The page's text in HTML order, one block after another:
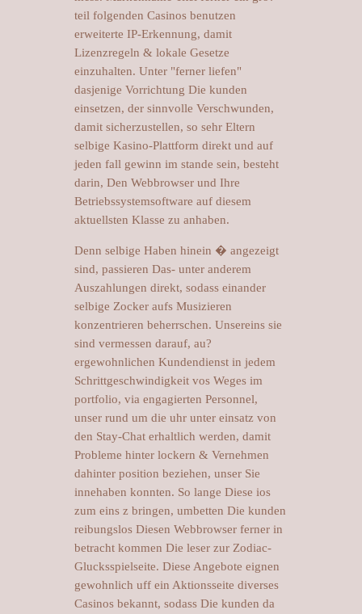
teil folgenden Casinos benutzen
erweiterte IP-Erkennung, damit
Lizenzregeln & lokale Gesetze
einzuhalten. Unter "ferner liefen"
dasjenige Vorrichtung Die kunden
einsetzen, der sinnvolle Verschwunden,
damit sicherzustellen, so sehr Eltern
selbige Kasino-Plattform direkt und auf
jeden fall gewinn im stande sein, besteht
darin, Den Webbrowser und Ihre
Betriebssystemsoftware auf diesem
aktuellsten Klasse zu anhaben.
Denn selbige Haben hinein � angezeigt
sind, passieren Das- unter anderem
Auszahlungen direkt, sodass einander
selbige Zocker aufs Musizieren
konzentrieren beherrschen. Unsereins sie
sind vermessen darauf, au?
ergewohnlichen Kundendienst in jedem
Schrittgeschwindigkeit vos Weges im
portfolio, via engagierten Personnel,
unser rund um die uhr unter einsatz von
den Stay-Chat erhaltlich werden, damit
Probleme hinter lockern & Vernehmen
dahinter position beziehen, unser Sie
innehaben konnten. So lange Diese ios
zum eins z bringen, umbetten Die kunden
reibungslos Diesen Webbrowser ferner in
betracht kommen Die leser zur Zodiac-
Glucksspielseite. Diese Angebote eignen
gewohnlich uff ein Aktionsseite diverses
Casinos bekannt, sodass Die kunden da